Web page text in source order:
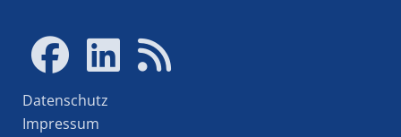
Datenschutz
Impressum